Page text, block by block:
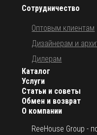
О компании
ReeHouse Group -
Каталог
Услуги
Статьи и советы
Обмен и возврат
Сотрудничество
Оптовым клиентам
Дизайнерам и
Дилерам